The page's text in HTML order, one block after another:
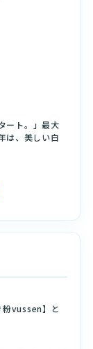
ート。」最大
は、美しい白
粉vussen】と